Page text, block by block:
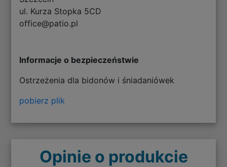
ul. Kurza Stopka 5CD
office@patio.pl
Informacje o bezpieczeństwie
Ostrzeżenia dla bidonów i śniadaniówek
pobierz plik
Opinie o produkcie